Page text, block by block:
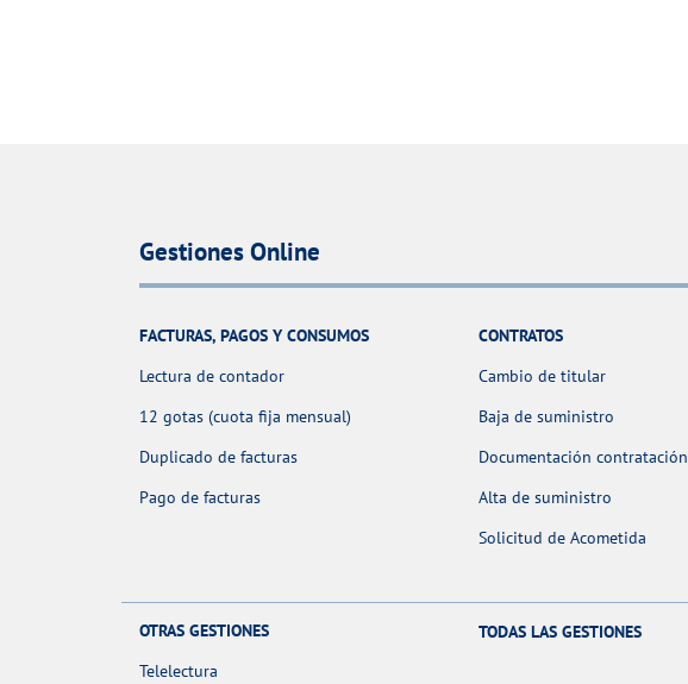
Gestiones Online
FACTURAS, PAGOS Y CONSUMOS
Lectura de contador
12 gotas (cuota fija mensual)
Duplicado de facturas
Pago de facturas
CONTRATOS
Cambio de titular
Baja de suministro
Documentación contratación
Alta de suministro
Solicitud de Acometida
OTRAS GESTIONES
Telelectura
TODAS LAS GESTIONES